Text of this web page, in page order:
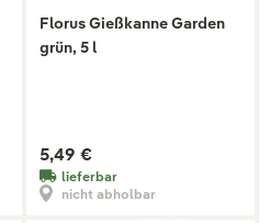
Florus Gießkanne Garden
grün, 5 l
5,49 €
lieferbar
nicht abholbar